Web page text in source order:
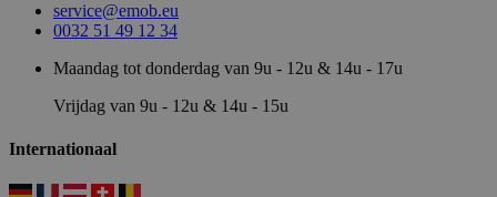
service@emob.eu
0032 51 49 12 34
Maandag tot donderdag van 9u - 12u & 14u - 17u
Vrijdag van 9u - 12u & 14u - 15u
Internationaal